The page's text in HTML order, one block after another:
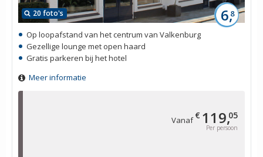
Vanaf€ 119,05
Per persoon
20 foto's 6,8
Op loopafstand van het centrum van Valkenburg
Gezellige lounge met open haard
Gratis parkeren bij het hotel
Meer informatie